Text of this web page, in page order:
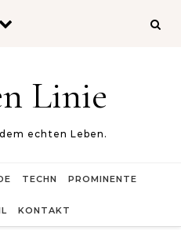
Linie
echten Leben.
TECHN PROMINENTE
KONTAKT